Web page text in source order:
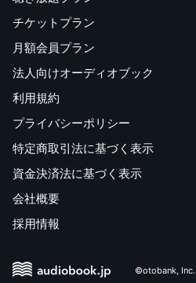
チケットプラン
月額会員プラン
法人向けオーディオブック
利用規約
プライバシーポリシー
特定商取引法に基づく表示
資金決済法に基づく表示
会社概要
採用情報
©otobank, Inc.